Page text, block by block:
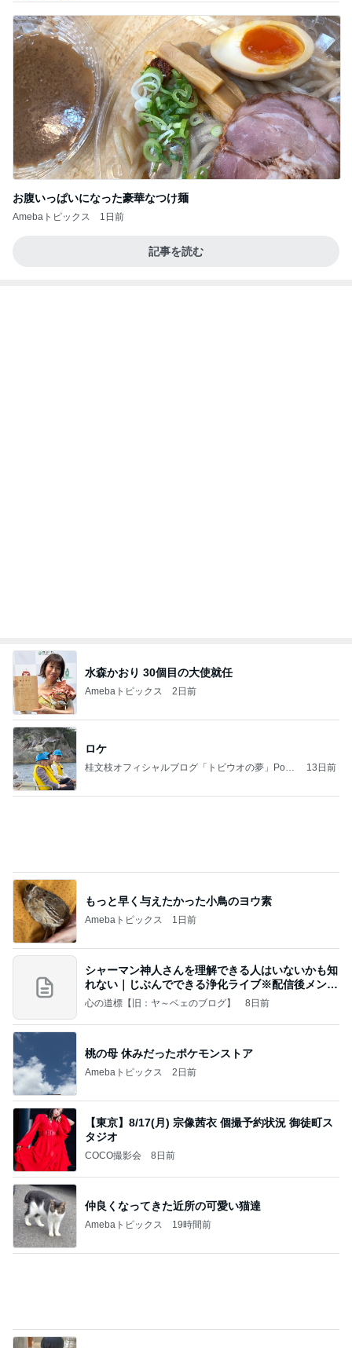
お腹いっぱいになった豪華なつけ麺
Amebaトピックス 1日前
記事を読む
水森かおり 30個目の大使就任
Amebaトピックス 2日前
ロケ
桂文枝オフィシャルブログ「トビウオの夢」Pow
13日前
もっと早く与えたかった小鳥のヨウ素
Amebaトピックス 1日前
シャーマン神人さんを理解できる人はいないかも知
れない｜じぶんでできる浄化ライブ※配信後メンバ
ー限
心の道標【旧：ヤ～ベェのブログ】 8日前
桃の母 休みだったポケモンストア
Amebaトピックス 2日前
【東京】8/17(月) 宗像茜衣 個撮予約状況 御徒町ス
タジオ
COCO撮影会 8日前
仲良くなってきた近所の可愛い猫達
Amebaトピックス 19時間前